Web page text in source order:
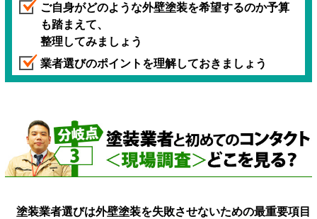
ご自身がどのような外壁塗装を希望するのか予算
も踏まえて、
整理してみましょう
業者選びのポイントを理解しておきましょう
塗装業者選びは外壁塗装を失敗させないための最重要項目